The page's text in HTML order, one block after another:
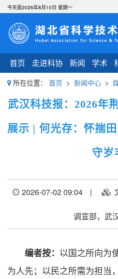
首页 走进科协 新闻 学术
今天是2026年8月10日 星期一
所在位置： 首页 > 新闻中心 >
武汉科技报：2026年
展示 | 何光存：怀揣
守岁
2026-07-02 09:04 |
调宣部，武
编者按： 以国之所向为
为人先；以民之所需为担当